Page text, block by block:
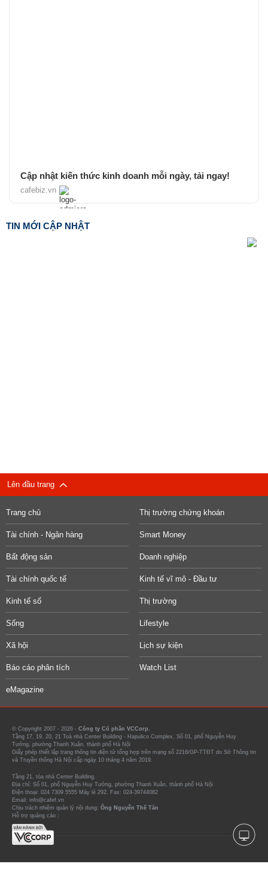
Cập nhật kiến thức kinh doanh mỗi ngày, tải ngay!
cafebiz.vn
TIN MỚI CẬP NHẬT
Lên đầu trang
Trang chủ Thị trường chứng khoán
Tài chính - Ngân hàng Smart Money
Bất động sản Doanh nghiệp
Tài chính quốc tế Kinh tế vĩ mô - Đầu tư
Kinh tế số Thị trường
Sống Lifestyle
Xã hội Lịch sự kiện
Báo cáo phân tích Watch List
eMagazine
© Copyright 2007 - 2026 - Công ty Cổ phần VCCorp.
Tầng 17, 19, 20, 21 Toà nhà Center Building - Hapulico Complex, Số 01, phố Nguyễn Huy
Tưởng, phường Thanh Xuân, thành phố Hà Nội
Giấy phép thiết lập trang thông tin điện tử tổng hợp trên mạng số 2216/GP-TTĐT do Sở Thông tin
và Truyền thông Hà Nội cấp ngày 10 tháng 4 năm 2019.
Tầng 21, tòa nhà Center Building.
Địa chỉ: Số 01, phố Nguyễn Huy Tưởng, phường Thanh Xuân, thành phố Hà Nội
Điện thoại: 024 7309 5555 Máy lẻ 292. Fax: 024-39744082
Email: info@cafef.vn
Chịu trách nhiệm quản lý nội dung: Ông Nguyễn Thế Tân
Hỗ trợ quảng cáo :